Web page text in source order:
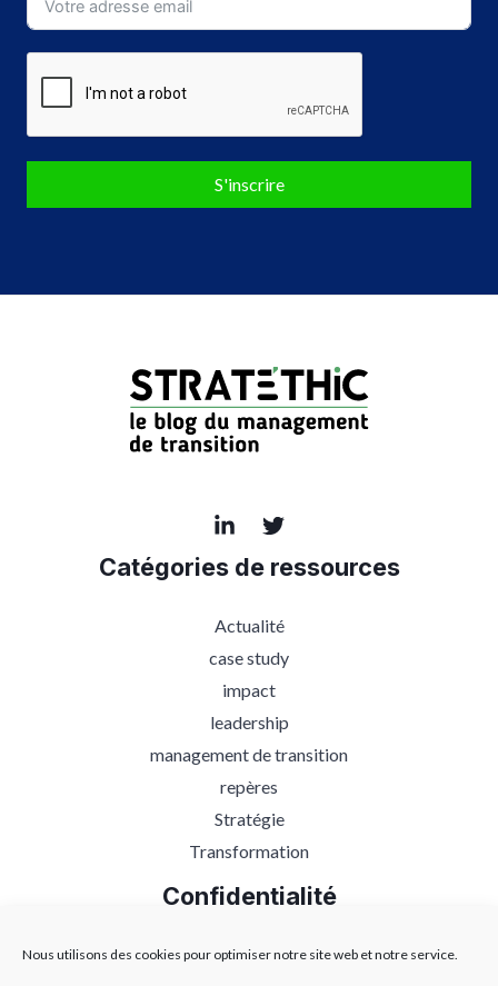
Nous utilisons des cookies pour optimiser notre site web et notre service.
S'inscrire
Catégories de ressources
Actualité
case study
impact
leadership
management de transition
repères
Stratégie
Transformation
Confidentialité
Protection des données